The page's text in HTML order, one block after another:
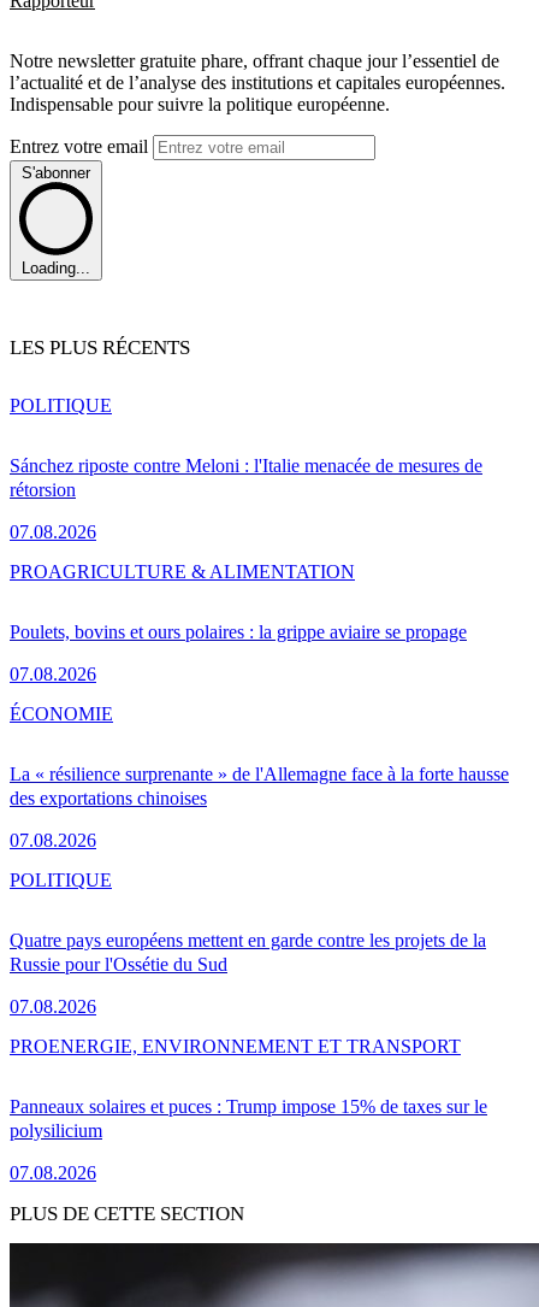
Notre newsletter gratuite phare, offrant chaque jour l’essentiel de
l’actualité et de l’analyse des institutions et capitales européennes.
Indispensable pour suivre la politique européenne.
Entrez votre email
S'abonner
Loading...
LES PLUS RÉCENTS
Sánchez riposte contre Meloni : l'Italie menacée de mesures de
rétorsion
07.08.2026
POLITIQUE
Poulets, bovins et ours polaires : la grippe aviaire se propage
07.08.2026
PROAGRICULTURE & ALIMENTATION
La « résilience surprenante » de l'Allemagne face à la forte hausse
des exportations chinoises
07.08.2026
ÉCONOMIE
Quatre pays européens mettent en garde contre les projets de la
Russie pour l'Ossétie du Sud
07.08.2026
POLITIQUE
Panneaux solaires et puces : Trump impose 15% de taxes sur le
polysilicium
07.08.2026
PROENERGIE, ENVIRONNEMENT ET TRANSPORT
PLUS DE CETTE SECTION